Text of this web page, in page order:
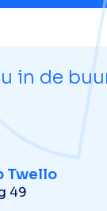
in de
Twello
49